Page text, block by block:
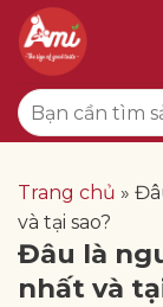
qua
dung
Tìm
kiếm:
Trang chủ »
và tại sao?
Đâu là
nhất và